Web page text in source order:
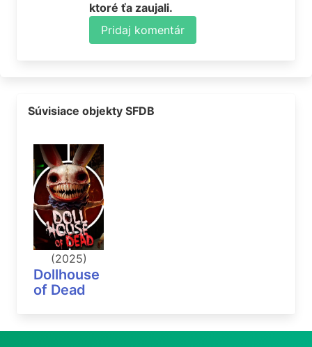
ktoré ťa zaujali.
Pridaj komentár
Súvisiace objekty SFDB
(2025)
Dollhouse
of Dead